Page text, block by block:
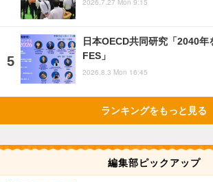
2026.7.27 Mon 9:15
日本OECD共同研究「2040年
FES」
2026.8.3 Mon 16:45
ランキングをもっと見る
編集部ピックアップ